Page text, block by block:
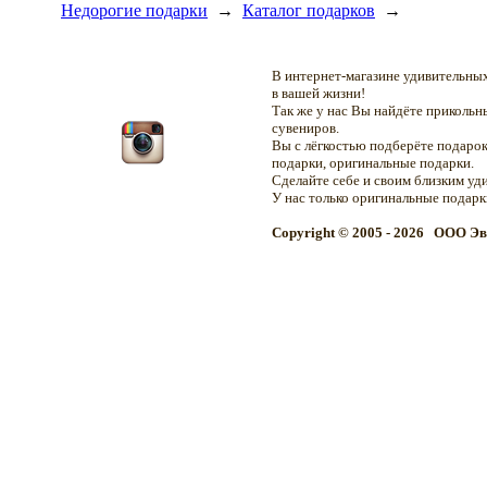
Недорогие подарки → Каталог подарков →
В интернет-магазине
в вашей жизни!
Так же у нас Вы найдёте
сувениров.
Вы с лёгкостью подберёте
подарки, оригинальные подарки.
Сделайте себе и своим близким
У нас только оригинальные
Copyright © 2005 - 2026 OOO